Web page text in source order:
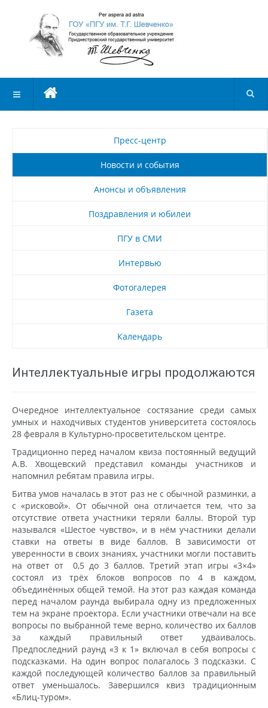
Пресс-центр
Новости и события
Анонсы и объявления
Поздравления и юбилеи
ПГУ в СМИ
Интервью
Фотогалерея
Газета
Календарь
Интеллектуальные игры продолжаются
Очередное интеллектуальное состязание среди самых
умных и находчивых студентов университета состоялось
28 февраля в Культурно-просветительском центре.
Традиционно перед началом квиза постоянный ведущий
А.В. Хвощевский представил команды участников и
напомнил ребятам правила игры.
Битва умов началась в этот раз не с обычной разминки, а
с «рисковой». От обычной она отличается тем, что за
отсутствие ответа участники теряли баллы. Второй тур
назывался «Шестое чувство», и в нём участники делали
ставки на ответы в виде баллов. В зависимости от
уверенности в своих знаниях, участники могли поставить
на ответ от 0,5 до 3 баллов. Третий этап игры «3×4»
состоял из трёх блоков вопросов по 4 в каждом,
объединённых общей темой. На этот раз каждая команда
перед началом раунда выбирала одну из предложенных
тем на экране проектора. Если участники отвечали на все
вопросы по выбранной теме верно, количество их баллов
за каждый правильный ответ удваивалось.
Предпоследний раунд «3 к 1» включал в себя вопросы с
подсказками. На один вопрос полагалось 3 подсказки. С
каждой последующей количество баллов за правильный
ответ уменьшалось. Завершился квиз традиционным
«Блиц-туром».